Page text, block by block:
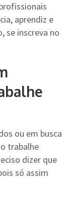
aprendiz e
se inscreva no
ou em busca
trabalhe
dizer que
só assim